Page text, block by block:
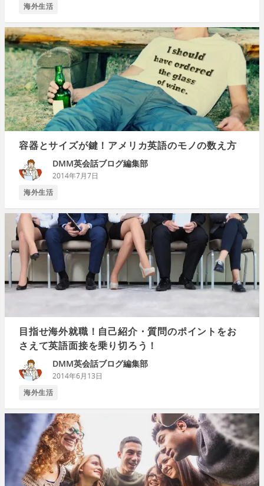
海外生活
容器とサイズが鍵！アメリカ英語のモノの数え方
DMM英会話ブログ編集部
2014年7月7日
海外生活
目指せ海外就職！自己紹介・質問のポイントをお
さえて英語面接を乗り切ろう！
DMM英会話ブログ編集部
2014年6月13日
海外生活